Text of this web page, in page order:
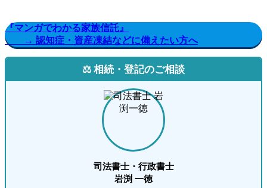
『マンガでわかる家族信託』
→ 認知症・資産凍結などに備えたい方へ
⚖️ 相続・登記のご相談
司法書士・行政書士
岩渕 一徳